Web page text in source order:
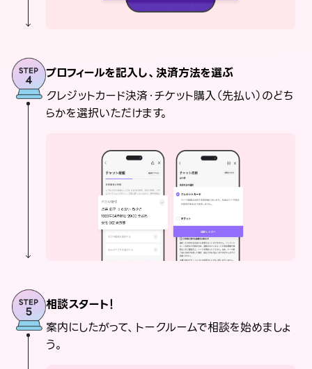
プロフィールを記入し、決済方法を選ぶ
クレジットカード決済・チケット購入（先払い）のどち
らかを選択いただけます。
相談スタート！
案内にしたがって、トークルームで相談を始めましょ
う。